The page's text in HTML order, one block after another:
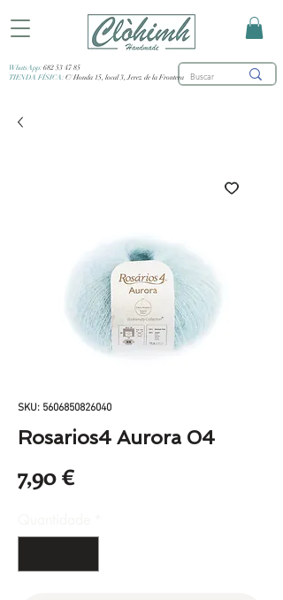
WhatsApp: 682 53 47 85
TIENDA FÍSICA: C/ Honda 15, local 3, Jerez de la Frontera
SKU: 5606850826040
Rosarios4 Aurora 04
7,90 €